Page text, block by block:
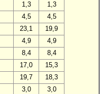
1,3
1,3
4,5
4,5
23,1
19,9
4,9
4,9
8,4
8,4
17,0
15,3
19,7
18,3
3,0
3,0